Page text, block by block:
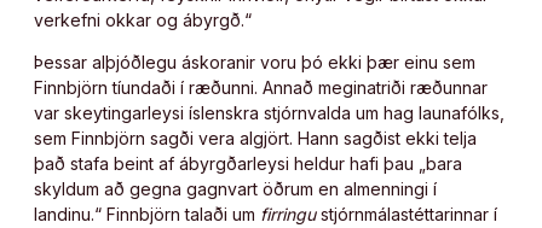
verkefni okkar og ábyrgð.“
Þessar alþjóðlegu áskoranir voru þó ekki þær einu sem
Finnbjörn tíundaði í ræðunni. Annað meginatriði ræðunnar
var skeytingarleysi íslenskra stjórnvalda um hag launafólks,
sem Finnbjörn sagði vera algjört. Hann sagðist ekki telja
það stafa beint af ábyrgðarleysi heldur hafi þau „bara
skyldum að gegna gagnvart öðrum en almenningi í
landinu.“ Finnbjörn talaði um firringustjórnmálastéttarinnar í